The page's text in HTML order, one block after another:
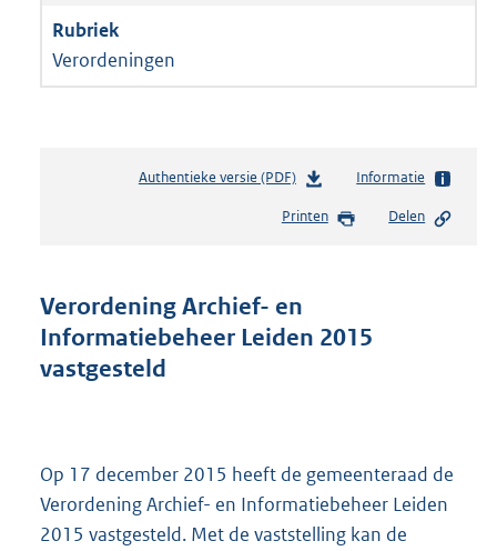
Verordeningen
Authentieke versie (PDF)b
s
d
s
t
e
:
Informatie
Printen Delen
Verordening Archief- en
Informatiebeheer Leiden 2015
vastgesteld
Op 17 december 2015 heeft de gemeenteraad de
Verordening Archief- en Informatiebeheer Leiden
2015 vastgesteld. Met de vaststelling kan de